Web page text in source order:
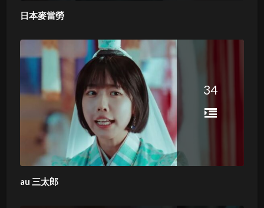
日本麥當勞
34
au 三太郎